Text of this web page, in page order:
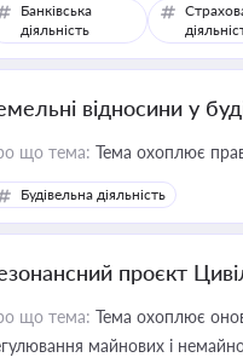
Банківська
діяльність
відносини у
що тема: Тема охоплює
Будівельна діяльність
проєкт
що тема: Тема охоплює
майнових і